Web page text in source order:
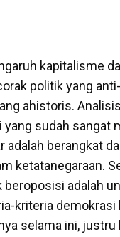
kapitalisme
politik yang
ahistoris.
sudah sangat
adalah berangkat
ketatanegaraan.
beroposisi adalah
kriteria demokrasi
selama ini,